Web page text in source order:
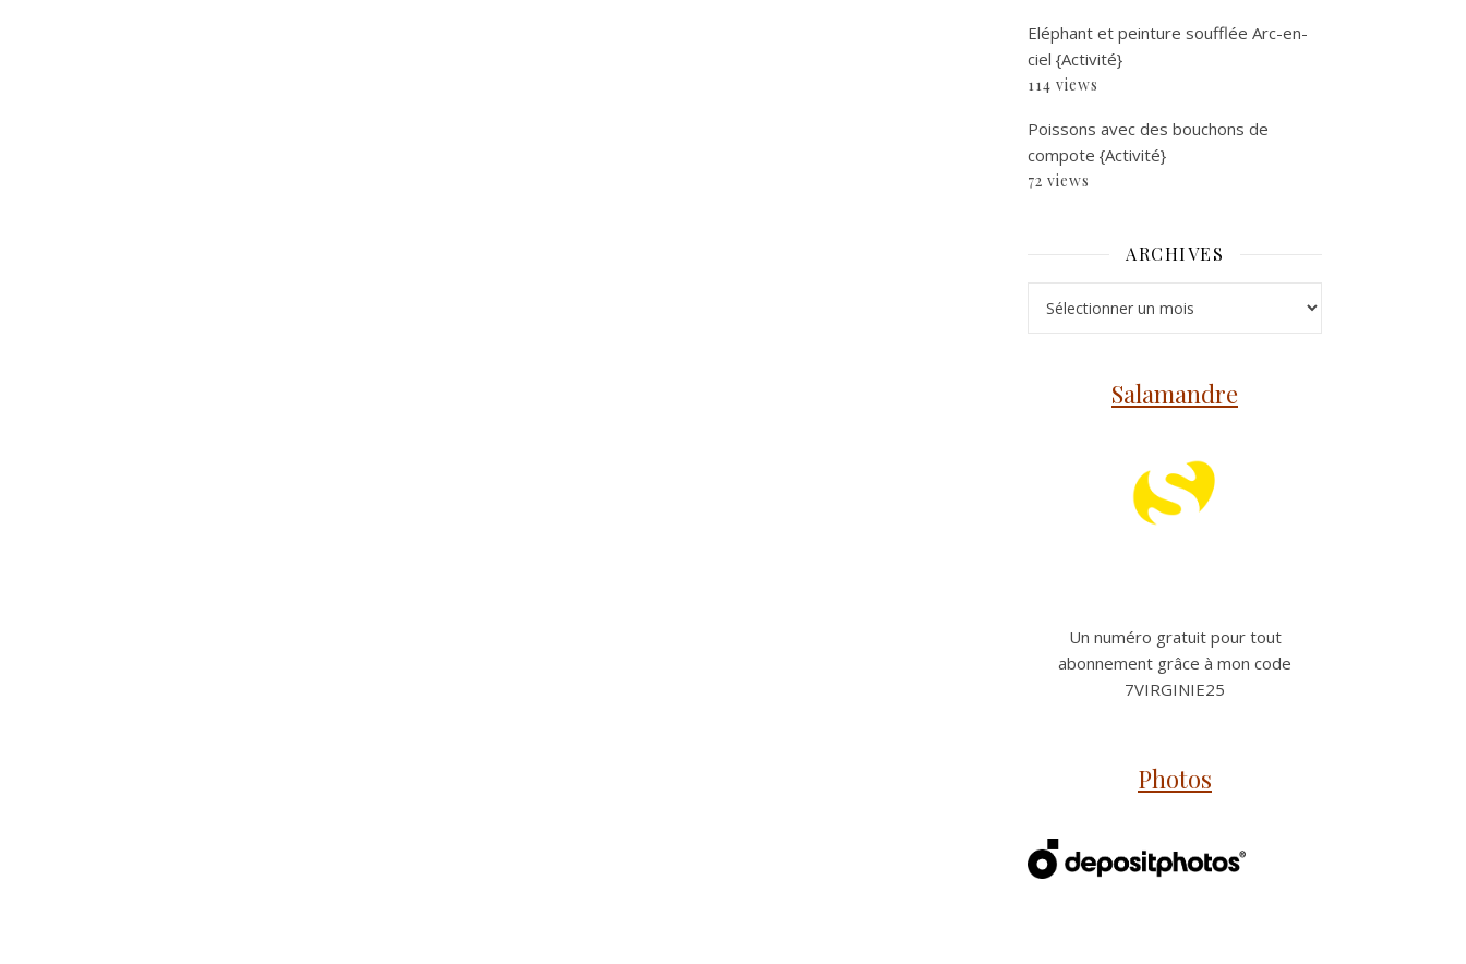
Eléphant et peinture soufflée Arc-en-
ciel {Activité}
114 views
Poissons avec des bouchons de
compote {Activité}
72 views
ARCHIVES
Salamandre
Un numéro gratuit pour tout
abonnement grâce à mon code
7VIRGINIE25
Photos